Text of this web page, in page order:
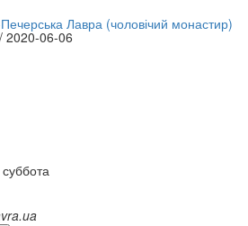
Лавра (чоловічий монастир)
/ 2020-06-06